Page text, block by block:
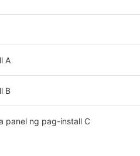
A
B
panel ng pag-install C